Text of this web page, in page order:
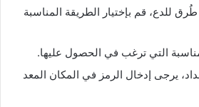
للدع، قم بإختيار الطريقة المناسبة
التي ترغب في الحصول عليها.
يرجى إدخال الرمز في المكان المعد